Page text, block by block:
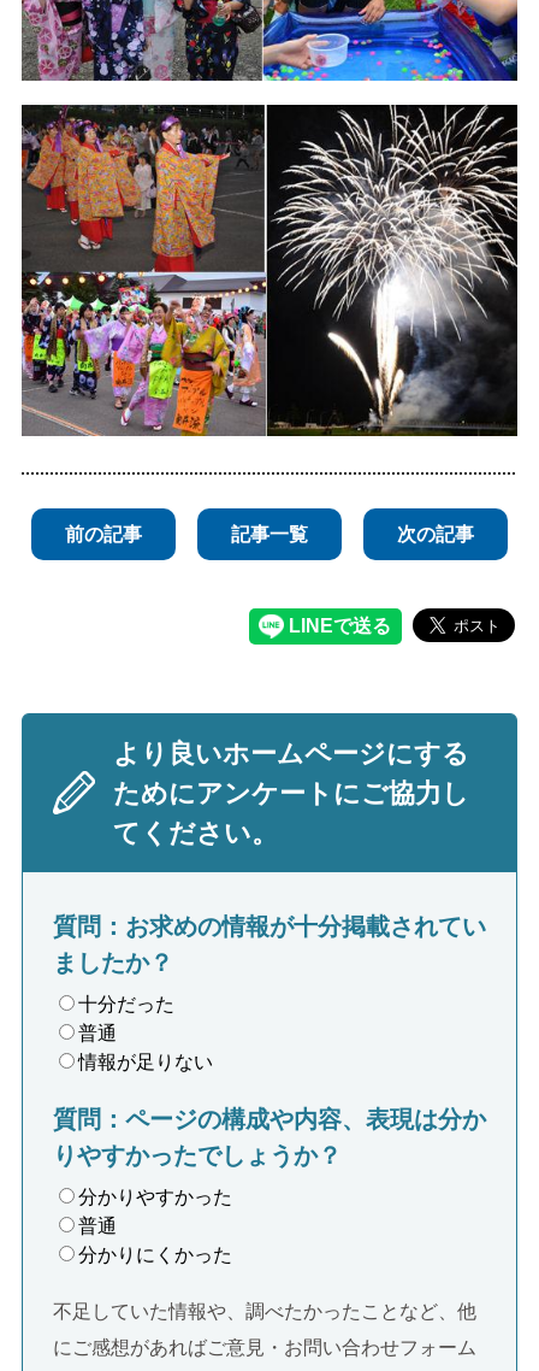
前の記事 記事一覧 次の記事
より良いホームページにする
ためにアンケートにご協力し
てください。
質問：お求めの情報が十分掲載されてい
ましたか？
十分だった
普通
情報が足りない
質問：ページの構成や内容、表現は分か
りやすかったでしょうか？
分かりやすかった
普通
分かりにくかった
不足していた情報や、調べたかったことなど、他
にご感想があればご意見・お問い合わせフォーム